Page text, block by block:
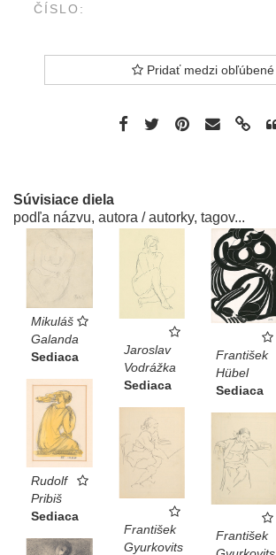
ČÍSLO:
Pridať medzi obľúbené
Súvisiace diela
podľa názvu, autora / autorky, tagov...
Mikuláš
Galanda
Sediaca
Jaroslav
Vodrážka
Sediaca
František
Hübel
Sediaca
Rudolf
Pribiš
Sediaca
František
Gyurkovits
František